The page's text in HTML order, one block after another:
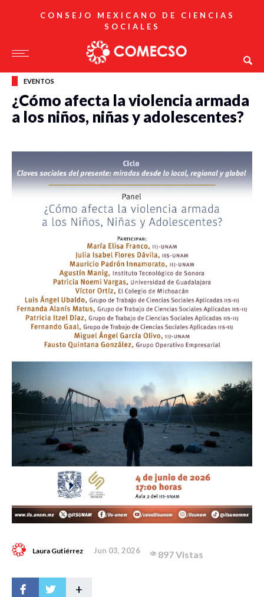
CONSEJO MEXICANO DE CIENCIAS
SOCIALES
EVENTOS
¿Cómo afecta la violencia armada
a los niños, niñas y adolescentes?
Laura Gutiérrez Jun 03, 2026 897 Vistas
+